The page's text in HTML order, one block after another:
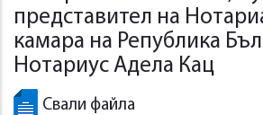
представител на
камара на Република
Нотариус Адела Кац
Свали файла